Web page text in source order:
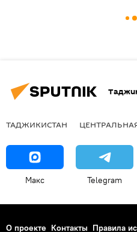
ТАДЖИКИСТАН
Макс Telegram
О проекте Контакты Правила